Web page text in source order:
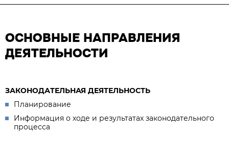
ОСНОВНЫЕ НАПРАВЛЕНИЯ
ДЕЯТЕЛЬНОСТИ
ЗАКОНОДАТЕЛЬНАЯ ДЕЯТЕЛЬНОСТЬ
Планирование
Информация о ходе и результатах законодательного
процесса